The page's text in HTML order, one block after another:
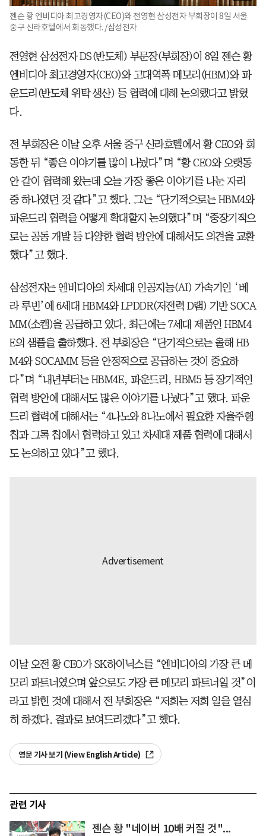
젠슨 황 엔비디아 최고경영자(CEO)와 전영현 삼성전자 부회장이 8일 서울
중구 신라호텔에서 회동했다. /삼성전자
전영현 삼성전자 DS(반도체) 부문장(부회장)이 8일 젠슨 황
엔비디아 최고경영자(CEO)와 고대역폭 메모리(HBM)와 파
운드리(반도체 위탁 생산) 등 협력에 대해 논의했다고 밝혔
다.
전 부회장은 이날 오후 서울 중구 신라호텔에서 황 CEO와 회
동한 뒤 “좋은 이야기를 많이 나눴다”며 “황 CEO와 오랫동
안 같이 협력해 왔는데 오늘 가장 좋은 이야기를 나눈 자리
중 하나였던 것 같다”고 했다. 그는 “단기적으로는 HBM4와
파운드리 협력을 어떻게 확대할지 논의했다”며 “중장기적으
로는 공동 개발 등 다양한 협력 방안에 대해서도 의견을 교환
했다”고 했다.
삼성전자는 엔비디아의 차세대 인공지능(AI) 가속기인 ‘베
라 루빈’에 6세대 HBM4와 LPDDR(저전력 D램) 기반 SOCA
MM(소캠)을 공급하고 있다. 최근에는 7세대 제품인 HBM4
E의 샘플을 출하했다. 전 부회장은 “단기적으로는 올해 HB
M4와 SOCAMM 등을 안정적으로 공급하는 것이 중요하
다”며 “내년부터는 HBM4E, 파운드리, HBM5 등 장기적인
협력 방안에 대해서도 많은 이야기를 나눴다”고 했다. 파운
드리 협력에 대해서는 “4나노와 8나노에서 필요한 자율주행
칩과 그록 칩에서 협력하고 있고 차세대 제품 협력에 대해서
도 논의하고 있다”고 했다.
이날 오전 황 CEO가 SK하이닉스를 “엔비디아의 가장 큰 메
모리 파트너였으며 앞으로도 가장 큰 메모리 파트너일 것”이
라고 밝힌 것에 대해서 전 부회장은 “저희는 저희 일을 열심
히 하겠다. 결과로 보여드리겠다”고 했다.
영문 기사 보기 (View English Article)
관련 기사
젠슨 황 "네이버 10배 커질 것"...